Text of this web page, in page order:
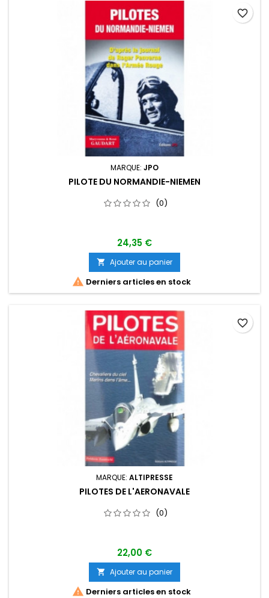
MARQUE: JPO
PILOTE DU NORMANDIE-NIEMEN
(0)
24,35 €
 Ajouter au panier
 Derniers articles en stock
favorite_border
MARQUE: ALTIPRESSE
PILOTES DE L'AERONAVALE
(0)
22,00 €
 Ajouter au panier
 Derniers articles en stock
favorite_border